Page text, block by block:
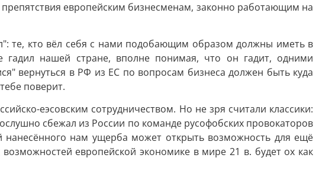
европейским бизнесменам, законно работающим на
те, кто вёл себя с нами подобающим образом должны иметь в
нашей стране, вполне понимая, что он гадит, одними
вернуться в РФ из ЕС по вопросам бизнеса должен быть куда
поверит.
еэсовским сотрудничеством. Но не зря считали классики:
сбежал из России по команде русофобских провокаторов
нанесённого нам ущерба может открыть возможность для ещё
европейской экономике в мире 21 в. будет ох как